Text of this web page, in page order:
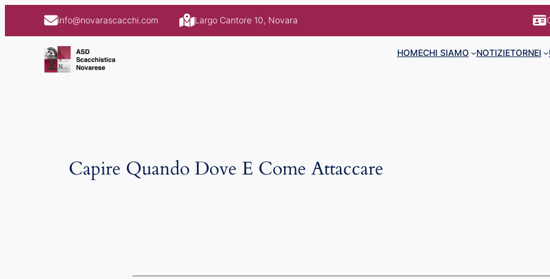
info@novarascacchi.com Largo Cantore 10, Novara
HOMECHI SIAMO NOTIZIETORNEI
Capire Quando Dove E Come Attaccare